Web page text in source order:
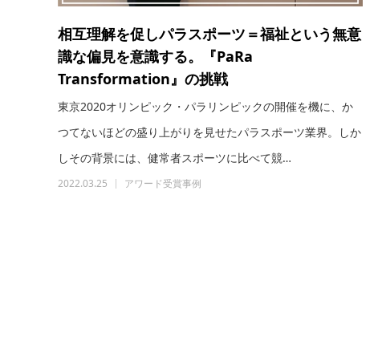
相互理解を促しパラスポーツ＝福祉という無意
識な偏見を意識する。『PaRa
Transformation』の挑戦
東京2020オリンピック・パラリンピックの開催を機に、か
つてないほどの盛り上がりを見せたパラスポーツ業界。しか
しその背景には、健常者スポーツに比べて競…
2022.03.25 アワード受賞事例